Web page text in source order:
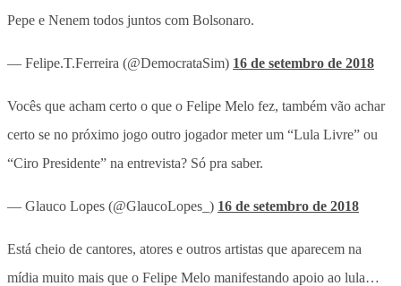
Pepe e Nenem todos juntos com Bolsonaro.
— Felipe.T.Ferreira (@DemocrataSim) 16 de setembro de 2018
Vocês que acham certo o que o Felipe Melo fez, também vão achar
certo se no próximo jogo outro jogador meter um “Lula Livre” ou
“Ciro Presidente” na entrevista? Só pra saber.
— Glauco Lopes (@GlaucoLopes_) 16 de setembro de 2018
Está cheio de cantores, atores e outros artistas que aparecem na
mídia muito mais que o Felipe Melo manifestando apoio ao lula…